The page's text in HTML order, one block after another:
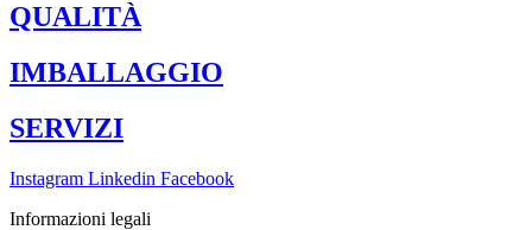
QUALITÀ
IMBALLAGGIO
SERVIZI
Instagram Linkedin Facebook
Informazioni legali